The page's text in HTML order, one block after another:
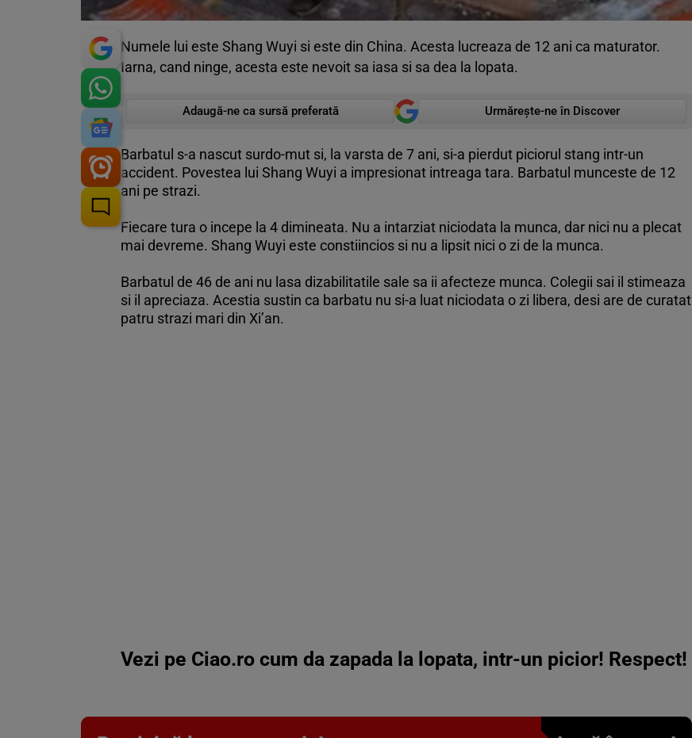
Numele lui este Shang Wuyi si este din China. Acesta lucreaza de 12 ani ca maturator.
Iarna, cand ninge, acesta este nevoit sa iasa si sa dea la lopata.
Adaugă-ne ca sursă preferată Urmărește-ne în Discover
Barbatul s-a nascut surdo-mut si, la varsta de 7 ani, si-a pierdut piciorul stang intr-un
accident. Povestea lui Shang Wuyi a impresionat intreaga tara. Barbatul munceste de 12
ani pe strazi.
Fiecare tura o incepe la 4 dimineata. Nu a intarziat niciodata la munca, dar nici nu a plecat
mai devreme. Shang Wuyi este constiincios si nu a lipsit nici o zi de la munca.
Barbatul de 46 de ani nu lasa dizabilitatile sale sa ii afecteze munca. Colegii sai il stimeaza
si il apreciaza. Acestia sustin ca barbatu nu si-a luat niciodata o zi libera, desi are de curatat
patru strazi mari din Xi’an.
Vezi pe Ciao.ro cum da zapada la lopata, intr-un picior! Respect!